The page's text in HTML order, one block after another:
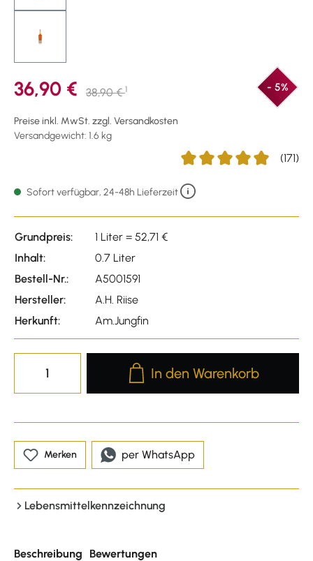
36,90 € 38,90 €1 - 5%
Preise inkl. MwSt. zzgl. Versandkosten
Versandgewicht: 1.6 kg
(171)
Sofort verfügbar, 24-48h Lieferzeit
Grundpreis:
1 Liter = 52,71 €
Inhalt:
0.7 Liter
Bestell-Nr.:
A5001591
Hersteller:
A.H. Riise
Herkunft:
Am.Jungfin
Produkt Anzahl: Gib den
In den Warenkorb
Merken per WhatsApp
Lebensmittelkennzeichnung
Beschreibung Bewertungen